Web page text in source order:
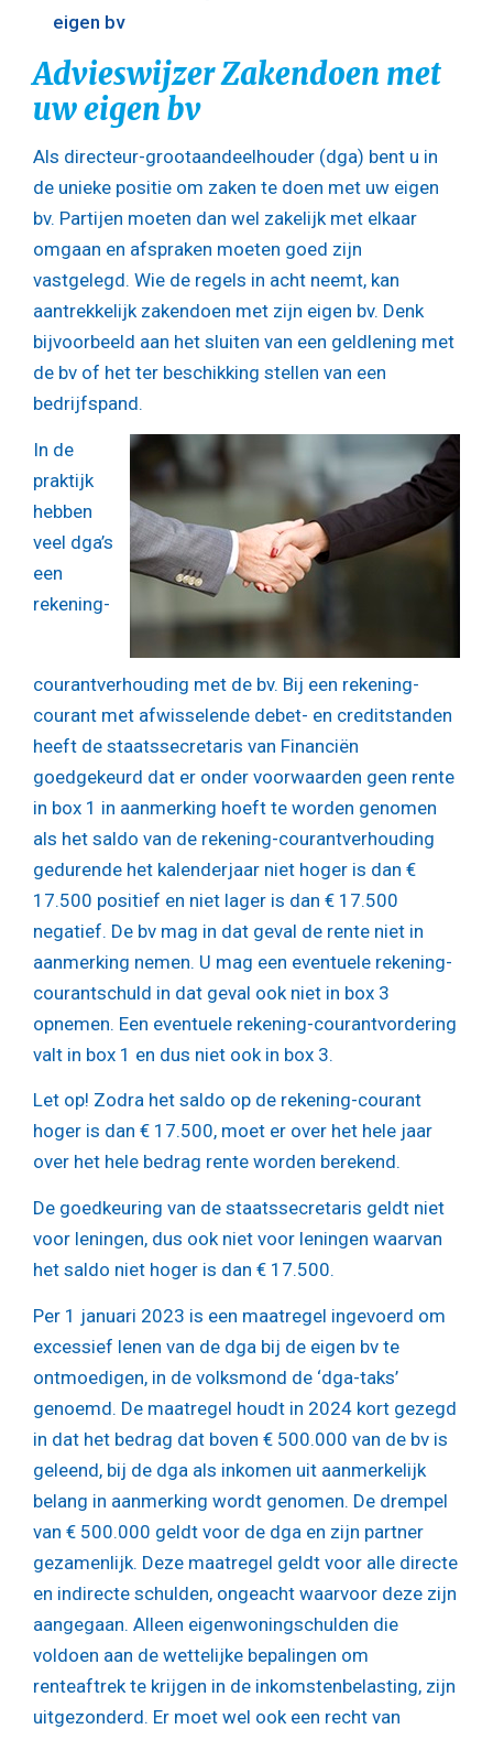
eigen bv
Advieswijzer Zakendoen met
uw eigen bv
Als directeur-grootaandeelhouder (dga) bent u in
de unieke positie om zaken te doen met uw eigen
bv. Partijen moeten dan wel zakelijk met elkaar
omgaan en afspraken moeten goed zijn
vastgelegd. Wie de regels in acht neemt, kan
aantrekkelijk zakendoen met zijn eigen bv. Denk
bijvoorbeeld aan het sluiten van een geldlening met
de bv of het ter beschikking stellen van een
bedrijfspand.
In de
praktijk
hebben
veel dga’s
een
rekening-
courantverhouding met de bv. Bij een rekening-
courant met afwisselende debet- en creditstanden
heeft de staatssecretaris van Financiën
goedgekeurd dat er onder voorwaarden geen rente
in box 1 in aanmerking hoeft te worden genomen
als het saldo van de rekening-courantverhouding
gedurende het kalenderjaar niet hoger is dan €
17.500 positief en niet lager is dan € 17.500
negatief. De bv mag in dat geval de rente niet in
aanmerking nemen. U mag een eventuele rekening-
courantschuld in dat geval ook niet in box 3
opnemen. Een eventuele rekening-courantvordering
valt in box 1 en dus niet ook in box 3.
Let op! Zodra het saldo op de rekening-courant
hoger is dan € 17.500, moet er over het hele jaar
over het hele bedrag rente worden berekend.
De goedkeuring van de staatssecretaris geldt niet
voor leningen, dus ook niet voor leningen waarvan
het saldo niet hoger is dan € 17.500.
Per 1 januari 2023 is een maatregel ingevoerd om
excessief lenen van de dga bij de eigen bv te
ontmoedigen, in de volksmond de ‘dga-taks’
genoemd. De maatregel houdt in 2024 kort gezegd
in dat het bedrag dat boven € 500.000 van de bv is
geleend, bij de dga als inkomen uit aanmerkelijk
belang in aanmerking wordt genomen. De drempel
van € 500.000 geldt voor de dga en zijn partner
gezamenlijk. Deze maatregel geldt voor alle directe
en indirecte schulden, ongeacht waarvoor deze zijn
aangegaan. Alleen eigenwoningschulden die
voldoen aan de wettelijke bepalingen om
renteaftrek te krijgen in de inkomstenbelasting, zijn
uitgezonderd. Er moet wel ook een recht van